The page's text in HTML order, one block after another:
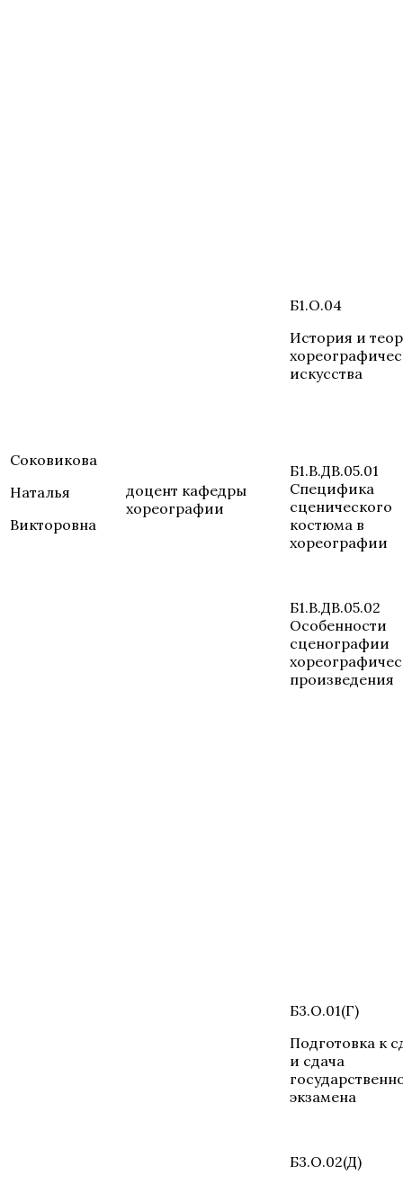
Соковикова
Наталья
Викторовна
доцент кафедры
хореографии
Б1.О.04
История и
искусства
Б1.В.ДВ.05.01
Специфика
сценического
костюма в
хореографии
Б1.В.ДВ.05.02
Особенности
сценографии
произведения
Б3.О.01(Г)
Подготовка к
и сдача
экзамена
Б3.О.02(Д)